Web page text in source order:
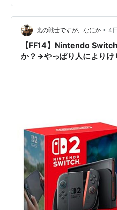
有酸素運動 姿勢 カフェイン抜
自己紹介 名前は明日から頑張
ます。 他にやっているゲーム
などをやってます。 FF14自
光の戦士ですが、なにか • 4
【FF14】Nintendo
か？→やっぱり人によりけ